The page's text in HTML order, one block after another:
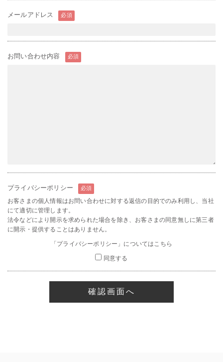
メールアドレス 必須
お問い合わせ内容 必須
プライバシーポリシー 必須
お客さまの個人情報はお問い合わせに対する返信の目的でのみ利用し、当社
にて適切に管理します。
法令などにより開示を求められた場合を除き、お客さまの同意無しに第三者
に開示・提供することはありません。
「プライバシーポリシー」についてはこちら
同意する